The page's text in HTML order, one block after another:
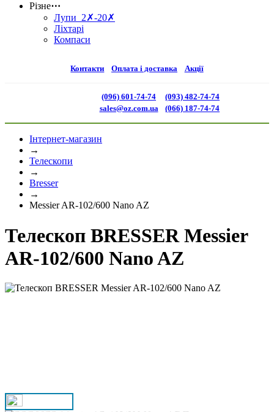
Різне⋯
Лупи 2✗-20✗
Ліхтарі
Компаси
Контакти Оплата і доставка Акції
(096) 601-74-74
sales@oz.com.ua
(093) 482-74-74
(066) 187-74-74
Інтернет-магазин
→
Телескопи
→
Bresser
→
Messier AR-102/600 Nano AZ
Телескоп BRESSER Messier
AR-102/600 Nano AZ